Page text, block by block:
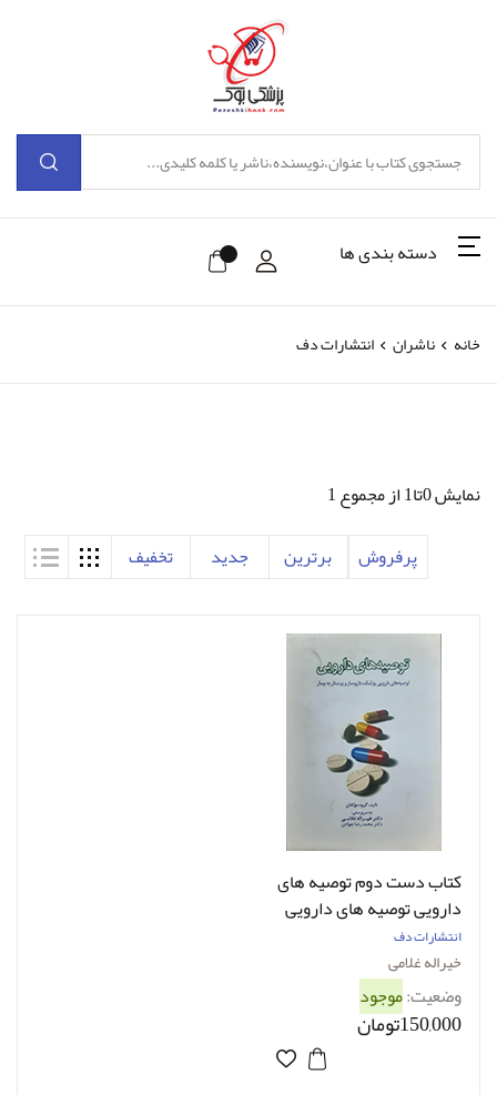
دسته بندی ها
خانه ناشران انتشارات دف
نمایش 0تا1 از مجموع 1
پرفروش
برترین جدید تخفیف
کتاب دست دوم توصیه های
دارویی توصیه های دارویی
پزشک، داروساز و پرستار به
بیمار خیراله غلامی
انتشارات دف
خیراله غلامی
وضعیت:موجود
150,000تومان